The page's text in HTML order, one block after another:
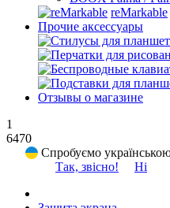
reMarkable
Прочие аксессуары
Отзывы о магазине
1
6470
Спробуємо
Так, звісно!
Ні